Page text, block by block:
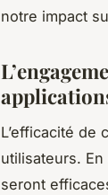
notre impact
L’efficacité de
utilisateurs.
seront